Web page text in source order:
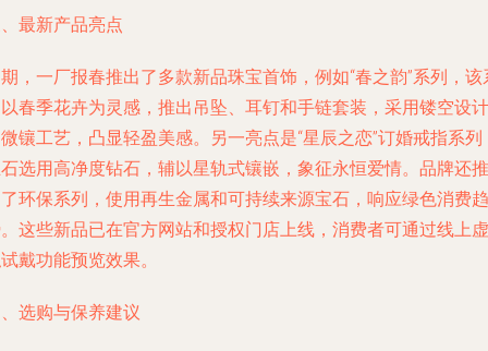
最新产品亮点
，一厂报春推出了多款新品珠宝首饰，例如“春之韵”系列，该
春季花卉为灵感，推出吊坠、耳钉和手链套装，采用镂空设计
镶工艺，凸显轻盈美感。另一亮点是“星辰之恋”订婚戒指系列
选用高净度钻石，辅以星轨式镶嵌，象征永恒爱情。品牌还推
环保系列，使用再生金属和可持续来源宝石，响应绿色消费趋
这些新品已在官方网站和授权门店上线，消费者可通过线上虚
戴功能预览效果。
选购与保养建议